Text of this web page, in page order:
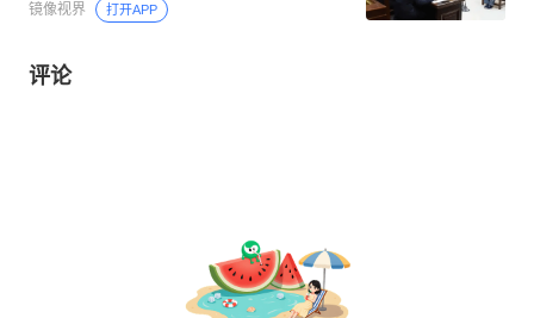
镜像视界 打开APP
评论